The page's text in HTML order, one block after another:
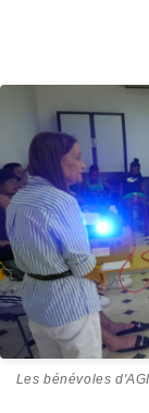
Les bénévoles